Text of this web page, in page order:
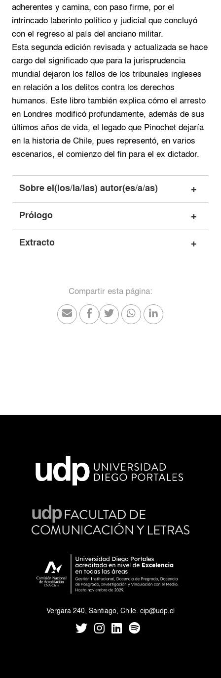
adherentes y camina, con paso firme, por el
intrincado laberinto político y judicial que concluyó
con el regreso al país del anciano militar.
Esta segunda edición revisada y actualizada se hace
cargo del significado que para la jurisprudencia
mundial dejaron los fallos de los tribunales ingleses
en relación a los delitos contra los derechos
humanos. Este libro también explica cómo el arresto
en Londres modificó profundamente, además de sus
últimos años de vida, el legado que Pinochet dejaría
en la historia de Chile, pues representó, en varios
escenarios, el comienzo del fin para el ex dictador.
Sobre el(los/la/las) autor(es/a/as)
Prólogo
Extracto
Compartir esta página:
Vergara 240, Santiago, Chile. cip@udp.cl